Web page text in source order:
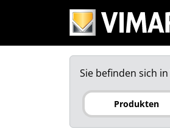
Sie befinden sich in
Produkten